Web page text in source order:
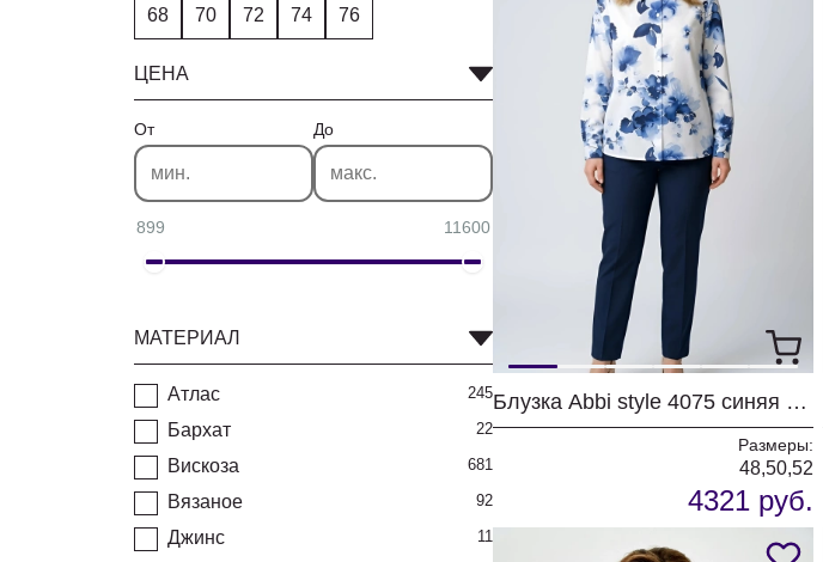
68 70 72 74 76
ЦЕНА
От До
899 11600
МАТЕРИАЛ
Атлас 245
Бархат 22
Вискоза 681
Вязаное 92
Джинс 11
Блузка Abbi style 4075 синяя акварель
Размеры:
48,50,52
4321 руб.